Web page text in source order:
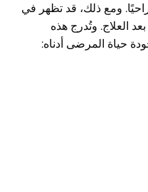
ومع ذلك، قد تظهر في
العلاج. وتُدرج هذه
حياة المرضى أدناه: